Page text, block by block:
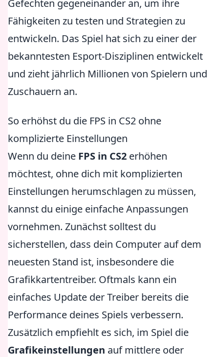
Gefechten gegeneinander an, um ihre
Fähigkeiten zu testen und Strategien zu
entwickeln. Das Spiel hat sich zu einer der
bekanntesten Esport-Disziplinen entwickelt
und zieht jährlich Millionen von Spielern und
Zuschauern an.
So erhöhst du die FPS in CS2 ohne
komplizierte Einstellungen
Wenn du deine FPS in CS2 erhöhen
möchtest, ohne dich mit komplizierten
Einstellungen herumschlagen zu müssen,
kannst du einige einfache Anpassungen
vornehmen. Zunächst solltest du
sicherstellen, dass dein Computer auf dem
neuesten Stand ist, insbesondere die
Grafikkartentreiber. Oftmals kann ein
einfaches Update der Treiber bereits die
Performance deines Spiels verbessern.
Zusätzlich empfiehlt es sich, im Spiel die
Grafikeinstellungen auf mittlere oder